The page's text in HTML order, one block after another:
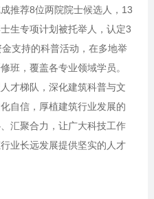
推荐8位两院院士候选人，13
生专项计划被托举人，认定3
支持的科普活动，在多地举
班，覆盖各专业领域学员。
才梯队，深化建筑科普与文
自信，厚植建筑行业发展的
汇聚合力，让广大科技工作
业长远发展提供坚实的人才